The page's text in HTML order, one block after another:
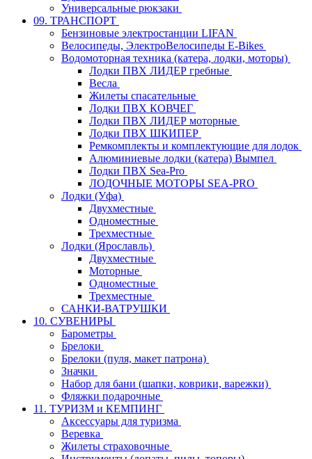
Универсальные рюкзаки
09. ТРАНСПОРТ
Бензиновые электростанции LIFAN
Велосипеды, ЭлектроВелосипеды E-Bikes
Водомоторная техника (катера, лодки, моторы)
Лодки ПВХ ЛИДЕР гребные
Весла
Жилеты спасательные
Лодки ПВХ КОВЧЕГ
Лодки ПВХ ЛИДЕР моторные
Лодки ПВХ ШКИПЕР
Ремкомплекты и комплектующие для лодок
Алюминиевые лодки (катера) Вымпел
Лодки ПВХ Sea-Pro
ЛОДОЧНЫЕ МОТОРЫ SEA-PRO
Лодки (Уфа)
Двухместные
Одноместные
Трехместные
Лодки (Ярославль)
Двухместные
Моторные
Одноместные
Трехместные
САНКИ-ВАТРУШКИ
10. СУВЕНИРЫ
Барометры
Брелоки
Брелоки (пуля, макет патрона)
Значки
Набор для бани (шапки, коврики, варежки)
Фляжки подарочные
11. ТУРИЗМ и КЕМПИНГ
Аксессуары для туризма
Веревка
Жилеты страховочные